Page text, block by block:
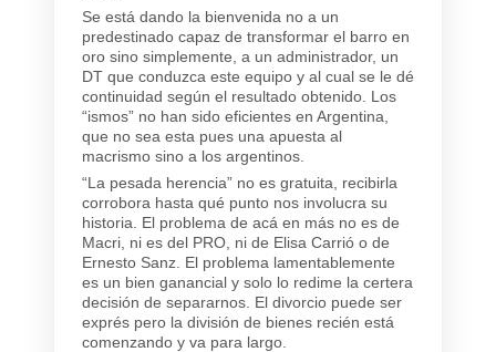
Se está dando la bienvenida no a un
predestinado capaz de transformar el barro en
oro sino simplemente, a un administrador, un
DT que conduzca este equipo y al cual se le dé
continuidad según el resultado obtenido. Los
“ismos” no han sido eficientes en Argentina,
que no sea esta pues una apuesta al
macrismo sino a los argentinos.
“La pesada herencia” no es gratuita , recibirla
corrobora hasta qué punto nos involucra su
historia. El problema de acá en más no es de
Macri, ni es del PRO, ni de Elisa Carrió o de
Ernesto Sanz. El problema lamentablemente
es un bien ganancial y solo lo redime la certera
decisión de separarnos. El divorcio puede ser
exprés pero la división de bienes recién está
comenzando y va para largo.